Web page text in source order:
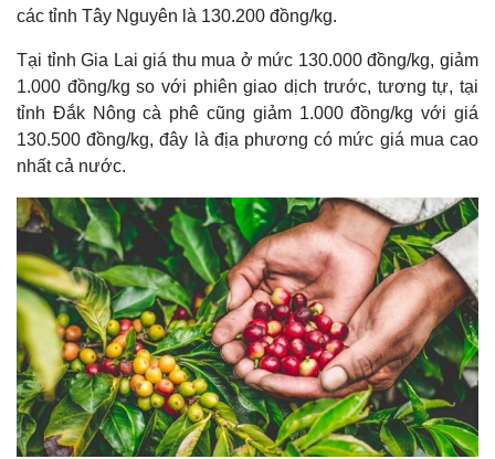
các tỉnh Tây Nguyên là 130.200 đồng/kg.
Tại tỉnh Gia Lai giá thu mua ở mức 130.000 đồng/kg, giảm
1.000 đồng/kg so với phiên giao dịch trước, tương tự, tại
tỉnh Đắk Nông cà phê cũng giảm 1.000 đồng/kg với giá
130.500 đồng/kg, đây là địa phương có mức giá mua cao
nhất cả nước.